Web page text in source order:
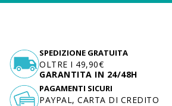
SPEDIZIONE GRATUITA
OLTRE I 49,90€
GARANTITA IN 24/48H
PAGAMENTI SICURI
PAYPAL, CARTA DI CREDITO